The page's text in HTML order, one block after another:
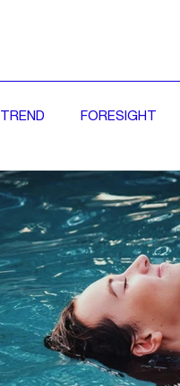
TREND FORESIGHT